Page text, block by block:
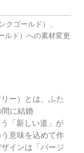
ゴールド）、
ルド）への素材変更
ー）とは、ふた
に結婚
「新しい道」が
意味を込めて作
インは「バージ